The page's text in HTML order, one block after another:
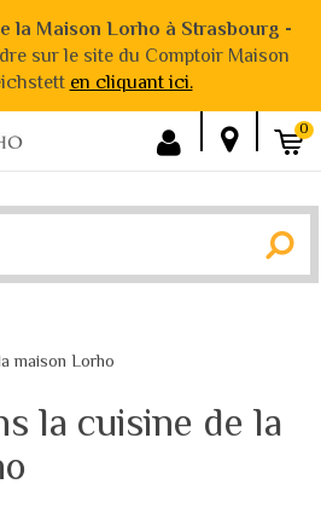
la Maison Lorho à Strasbourg -
sur le site du Comptoir Maison
en cliquant ici.
0
maison Lorho
la cuisine de la